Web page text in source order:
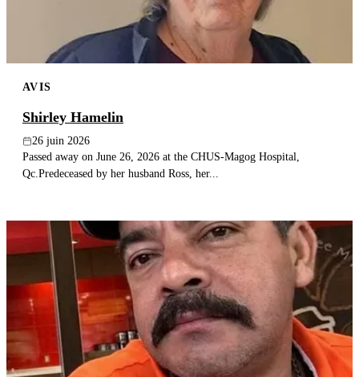
AVIS
Shirley Hamelin
26 juin 2026
Passed away on June 26, 2026 at the CHUS-Magog Hospital,
Qc.Predeceased by her husband Ross, her...